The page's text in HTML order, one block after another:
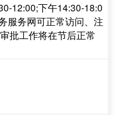
12:00;下午14:30-18:0
服务网可正常访问、注
批工作将在节后正常